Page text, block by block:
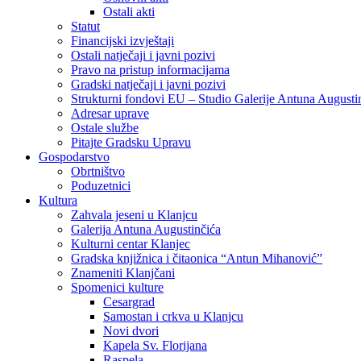
Ostali akti
Statut
Financijski izvještaji
Ostali natječaji i javni pozivi
Pravo na pristup informacijama
Gradski natječaji i javni pozivi
Strukturni fondovi EU – Studio Galerije Antuna
Adresar uprave
Ostale službe
Pitajte Gradsku Upravu
Gospodarstvo
Obrtništvo
Poduzetnici
Kultura
Zahvala jeseni u Klanjcu
Galerija Antuna Augustinčića
Kulturni centar Klanjec
Gradska knjižnica i čitaonica “Antun Mihanović”
Znameniti Klanjčani
Spomenici kulture
Cesargrad
Samostan i crkva u Klanjcu
Novi dvori
Kapela Sv. Florijana